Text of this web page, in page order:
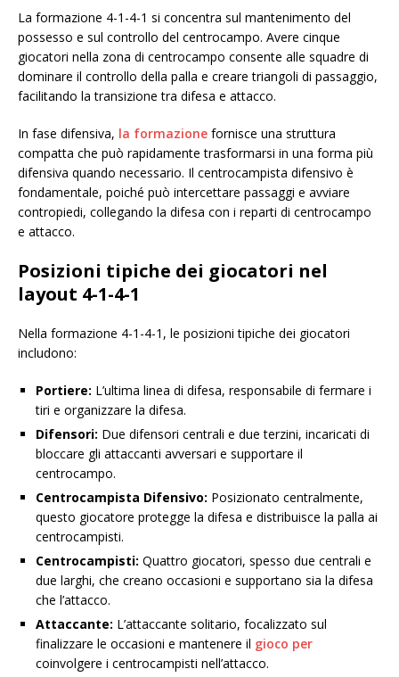
La formazione 4-1-4-1 si concentra sul mantenimento del
possesso e sul controllo del centrocampo. Avere cinque
giocatori nella zona di centrocampo consente alle squadre di
dominare il controllo della palla e creare triangoli di passaggio,
facilitando la transizione tra difesa e attacco.
In fase difensiva, la formazione fornisce una struttura
compatta che può rapidamente trasformarsi in una forma più
difensiva quando necessario. Il centrocampista difensivo è
fondamentale, poiché può intercettare passaggi e avviare
contropiedi, collegando la difesa con i reparti di centrocampo
e attacco.
Posizioni tipiche dei giocatori nel
layout 4-1-4-1
Nella formazione 4-1-4-1, le posizioni tipiche dei giocatori
includono:
Portiere: L’ultima linea di difesa, responsabile di fermare i
tiri e organizzare la difesa.
Difensori: Due difensori centrali e due terzini, incaricati di
bloccare gli attaccanti avversari e supportare il
centrocampo.
Centrocampista Difensivo: Posizionato centralmente,
questo giocatore protegge la difesa e distribuisce la palla ai
centrocampisti.
Centrocampisti: Quattro giocatori, spesso due centrali e
due larghi, che creano occasioni e supportano sia la difesa
che l’attacco.
Attaccante: L’attaccante solitario, focalizzato sul
finalizzare le occasioni e mantenere il gioco per
coinvolgere i centrocampisti nell’attacco.